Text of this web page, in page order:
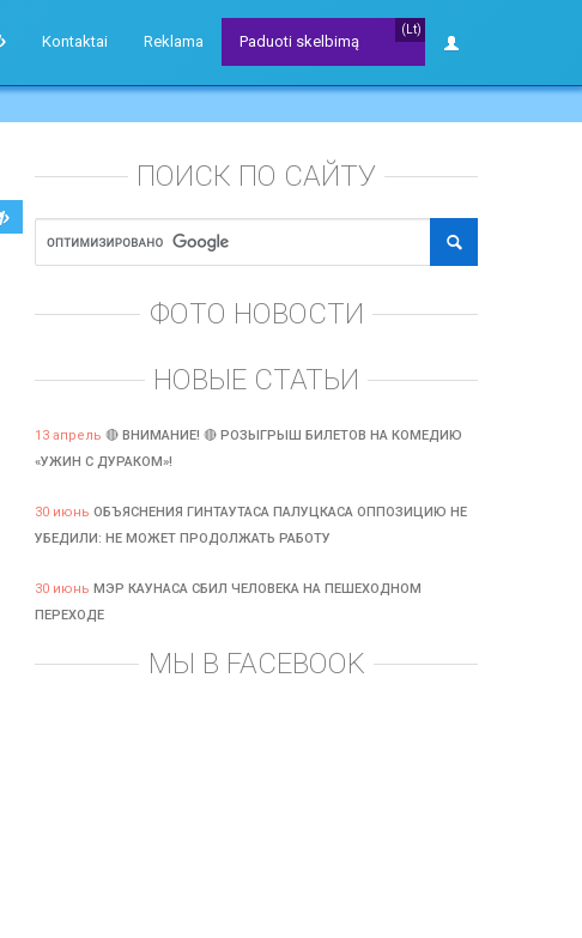
Kontaktai Reklama
(Lt)
Paduoti skelbimą
ПОИСК ПО САЙТУ
ФОТО НОВОСТИ
НОВЫЕ СТАТЬИ
13 апрель 🔴 ВНИМАНИЕ! 🔴 РОЗЫГРЫШ БИЛЕТОВ НА КОМЕДИЮ
«УЖИН С ДУРАКОМ»!
30 июнь ОБЪЯСНЕНИЯ ГИНТАУТАСА ПАЛУЦКАСА ОППОЗИЦИЮ НЕ
УБЕДИЛИ: НЕ МОЖЕТ ПРОДОЛЖАТЬ РАБОТУ
30 июнь МЭР КАУНАСА СБИЛ ЧЕЛОВЕКА НА ПЕШЕХОДНОМ
ПЕРЕХОДЕ
МЫ В FACEBOOK